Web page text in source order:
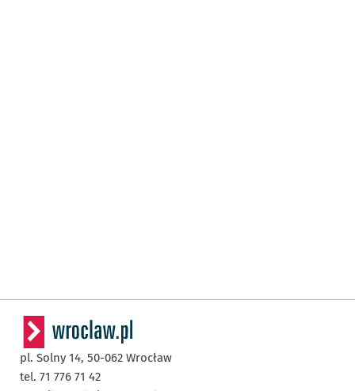
pl. Solny 14, 50-062 Wrocław
tel. 71 776 71 42